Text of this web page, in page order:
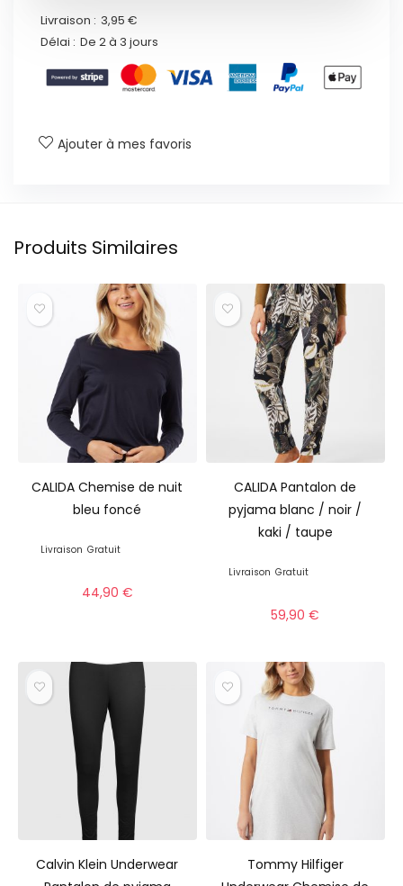
Livraison : 3,95 €
Délai : De 2 à 3 jours
Ajouter à mes favoris
Produits Similaires
CALIDA Chemise de nuit
bleu foncé
Livraison Gratuit
44,90 €
CALIDA Pantalon de
pyjama blanc / noir /
kaki / taupe
Livraison Gratuit
59,90€
Calvin Klein Underwear
Tommy Hilfiger